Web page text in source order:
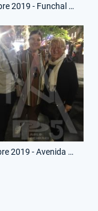
6 Ottobre 2019 - Funchal Praia Formosa - Con Vincenzo D'Amico
Dicembre 2019 - Avenida Funchal - Con Maria Dolores dos Santos Aveiro